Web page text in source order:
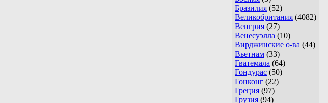
Бразилия (52)
Великобритания (4082)
Венгрия (27)
Венесуэлла (10)
Вирджинские о-ва (44)
Вьетнам (33)
Гватемала (64)
Гондурас (50)
Гонконг (22)
Греция (97)
Грузия (94)